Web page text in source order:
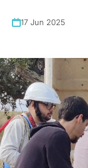
17 Jun 2025